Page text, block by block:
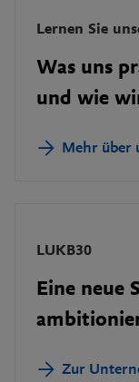
Lernen Sie
Was uns
und wie
Mehr über
LUKB30
Eine neue
Zur